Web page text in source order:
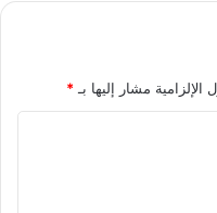
الإلزامية مشار إليها بـ*